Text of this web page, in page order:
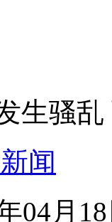
骚乱
闻
04月